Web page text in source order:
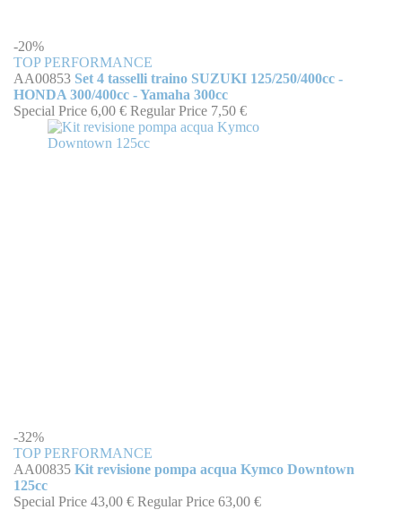
-20%
TOP PERFORMANCE
AA00853 Set 4 tasselli traino SUZUKI 125/250/400cc -
HONDA 300/400cc - Yamaha 300cc
Special Price 6,00 € Regular Price 7,50 €
-32%
TOP PERFORMANCE
AA00835 Kit revisione pompa acqua Kymco Downtown
125cc
Special Price 43,00 € Regular Price 63,00 €